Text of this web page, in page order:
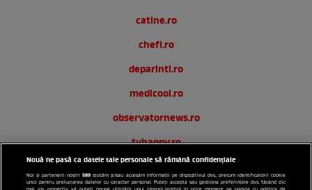
catine.ro
chefi.ro
deparinti.ro
medicool.ro
observatornews.ro
tvhappy.ro
useit.ro
Nouă ne pasă ca datele tale personale să rămână confidențiale
Noi și partenerii noștri589 stocăm și/sau accesăm informații pe dispozitivul dvs., precum identificatorii cookie
unici pentru prelucrarea datelor cu caracter personal. Puteți accepta sau gestiona preferințele dvs. făcând clic